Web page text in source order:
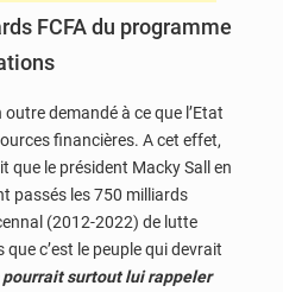
FCFA du programme
demandé à ce que l’Etat
financières. A cet effet,
que le président Macky Sall en
passés les 750 milliards
(2012-2022) de lutte
c’est le peuple qui devrait
pourrait surtout lui rappeler